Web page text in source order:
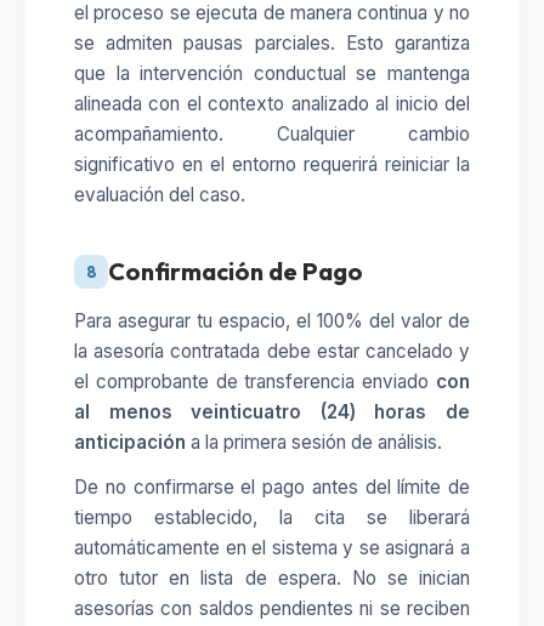
el proceso se ejecuta de manera continua y no
se admiten pausas parciales. Esto garantiza
que la intervención conductual se mantenga
alineada con el contexto analizado al inicio del
acompañamiento. Cualquier cambio
significativo en el entorno requerirá reiniciar la
evaluación del caso.
8 Confirmación de Pago
Para asegurar tu espacio, el 100% del valor de
la asesoría contratada debe estar cancelado y
el comprobante de transferencia enviado con
al menos veinticuatro (24) horas de
anticipación a la primera sesión de análisis.
De no confirmarse el pago antes del límite de
tiempo establecido, la cita se liberará
automáticamente en el sistema y se asignará a
otro tutor en lista de espera. No se inician
asesorías con saldos pendientes ni se reciben